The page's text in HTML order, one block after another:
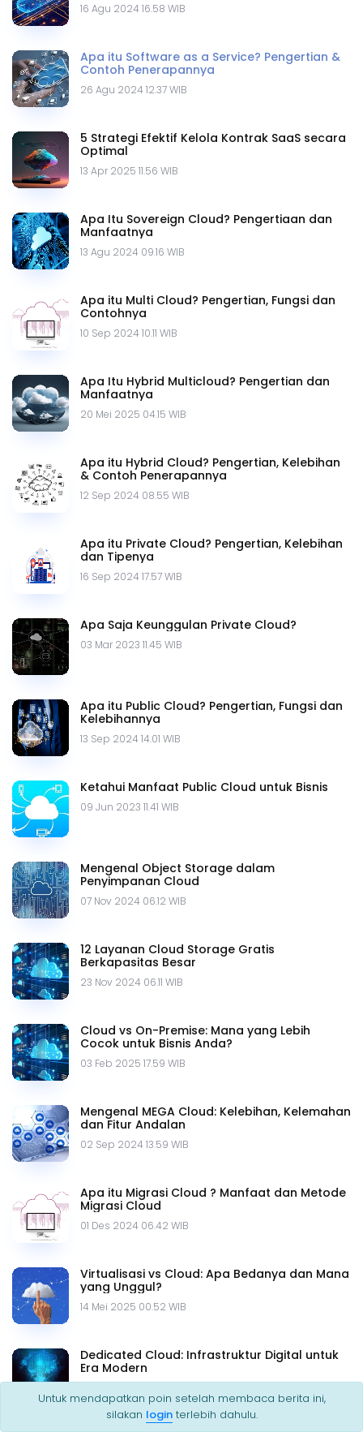
16 Agu 2024 16.58 WIB
Apa itu Software as a Service? Pengertian &
Contoh Penerapannya
26 Agu 2024 12.37 WIB
5 Strategi Efektif Kelola Kontrak SaaS secara
Optimal
13 Apr 2025 11.56 WIB
Apa Itu Sovereign Cloud? Pengertiaan dan
Manfaatnya
13 Agu 2024 09.16 WIB
Apa itu Multi Cloud? Pengertian, Fungsi dan
Contohnya
10 Sep 2024 10.11 WIB
Apa Itu Hybrid Multicloud? Pengertian dan
Manfaatnya
20 Mei 2025 04.15 WIB
Apa itu Hybrid Cloud? Pengertian, Kelebihan
& Contoh Penerapannya
12 Sep 2024 08.55 WIB
Apa itu Private Cloud? Pengertian, Kelebihan
dan Tipenya
16 Sep 2024 17.57 WIB
Apa Saja Keunggulan Private Cloud?
03 Mar 2023 11.45 WIB
Apa itu Public Cloud? Pengertian, Fungsi dan
Kelebihannya
13 Sep 2024 14.01 WIB
Ketahui Manfaat Public Cloud untuk Bisnis
09 Jun 2023 11.41 WIB
Mengenal Object Storage dalam
Penyimpanan Cloud
07 Nov 2024 06.12 WIB
12 Layanan Cloud Storage Gratis
Berkapasitas Besar
23 Nov 2024 06.11 WIB
Cloud vs On-Premise: Mana yang Lebih
Cocok untuk Bisnis Anda?
03 Feb 2025 17.59 WIB
Mengenal MEGA Cloud: Kelebihan, Kelemahan
dan Fitur Andalan
02 Sep 2024 13.59 WIB
Apa itu Migrasi Cloud ? Manfaat dan Metode
Migrasi Cloud
01 Des 2024 06.42 WIB
Virtualisasi vs Cloud: Apa Bedanya dan Mana
yang Unggul?
14 Mei 2025 00.52 WIB
Dedicated Cloud: Infrastruktur Digital untuk
Era Modern
Untuk mendapatkan poin setelah membaca berita ini,
silakan loginterlebih dahulu.